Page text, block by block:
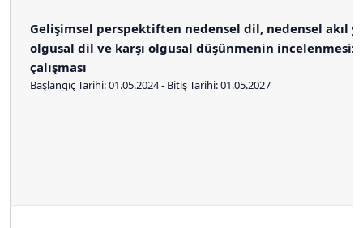
Gelişimsel perspektiften nedensel dil, nedensel akıl
olgusal dil ve karşı olgusal düşünmenin incelenmesi:
çalışması
Başlangıç Tarihi: 01.05.2024 - Bitiş Tarihi: 01.05.2027